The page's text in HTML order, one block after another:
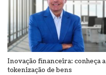
Inovação financeira: conheça a
tokenização de bens